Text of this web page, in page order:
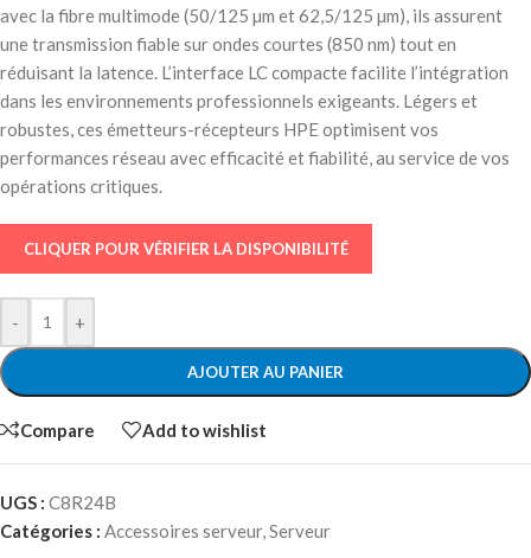
avec la fibre multimode (50/125 µm et 62,5/125 µm), ils assurent
une transmission fiable sur ondes courtes (850 nm) tout en
réduisant la latence. L’interface LC compacte facilite l’intégration
dans les environnements professionnels exigeants. Légers et
robustes, ces émetteurs-récepteurs HPE optimisent vos
performances réseau avec efficacité et fiabilité, au service de vos
opérations critiques.
CLIQUER POUR VÉRIFIER LA DISPONIBILITÉ
- +
AJOUTER AU PANIER
Compare Add to wishlist
UGS : C8R24B
Catégories : Accessoires serveur,Serveur